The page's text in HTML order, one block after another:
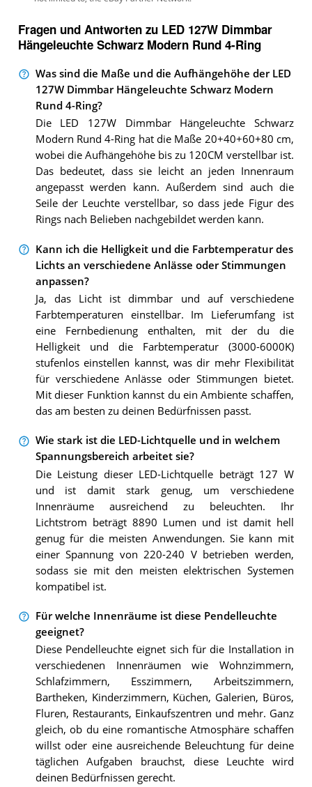
Fragen und Antworten zu LED 127W Dimmbar
Hängeleuchte Schwarz Modern Rund 4-Ring
Was sind die Maße und die Aufhängehöhe der LED
127W Dimmbar Hängeleuchte Schwarz Modern
Rund 4-Ring?
Die LED 127W Dimmbar Hängeleuchte Schwarz
Modern Rund 4-Ring hat die Maße 20+40+60+80 cm,
wobei die Aufhängehöhe bis zu 120CM verstellbar ist.
Das bedeutet, dass sie leicht an jeden Innenraum
angepasst werden kann. Außerdem sind auch die
Seile der Leuchte verstellbar, so dass jede Figur des
Rings nach Belieben nachgebildet werden kann.
Kann ich die Helligkeit und die Farbtemperatur des
Lichts an verschiedene Anlässe oder Stimmungen
anpassen?
Ja, das Licht ist dimmbar und auf verschiedene
Farbtemperaturen einstellbar. Im Lieferumfang ist
eine Fernbedienung enthalten, mit der du die
Helligkeit und die Farbtemperatur (3000-6000K)
stufenlos einstellen kannst, was dir mehr Flexibilität
für verschiedene Anlässe oder Stimmungen bietet.
Mit dieser Funktion kannst du ein Ambiente schaffen,
das am besten zu deinen Bedürfnissen passt.
Wie stark ist die LED-Lichtquelle und in welchem
Spannungsbereich arbeitet sie?
Die Leistung dieser LED-Lichtquelle beträgt 127 W
und ist damit stark genug, um verschiedene
Innenräume ausreichend zu beleuchten. Ihr
Lichtstrom beträgt 8890 Lumen und ist damit hell
genug für die meisten Anwendungen. Sie kann mit
einer Spannung von 220-240 V betrieben werden,
sodass sie mit den meisten elektrischen Systemen
kompatibel ist.
Für welche Innenräume ist diese Pendelleuchte
geeignet?
Diese Pendelleuchte eignet sich für die Installation in
verschiedenen Innenräumen wie Wohnzimmern,
Schlafzimmern, Esszimmern, Arbeitszimmern,
Bartheken, Kinderzimmern, Küchen, Galerien, Büros,
Fluren, Restaurants, Einkaufszentren und mehr. Ganz
gleich, ob du eine romantische Atmosphäre schaffen
willst oder eine ausreichende Beleuchtung für deine
täglichen Aufgaben brauchst, diese Leuchte wird
deinen Bedürfnissen gerecht.